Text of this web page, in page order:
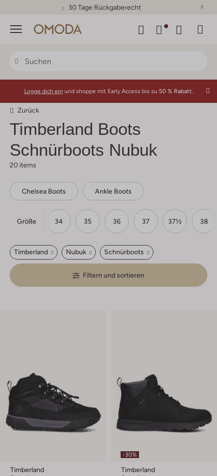
30 Tage Rückgaberecht
Menü
Logge dich ein und shoppe mit Early Access bis zu 50 % Rabatt.
Zurück
Timberland Boots
Schnürboots Nubuk
20 items
Chelsea Boots Ankle Boots
Größe
33 34 35 36 37 37½ 38
Timberland Nubuk Schnürboots
Filtern und sortieren
Timberland
-30%
Timberland